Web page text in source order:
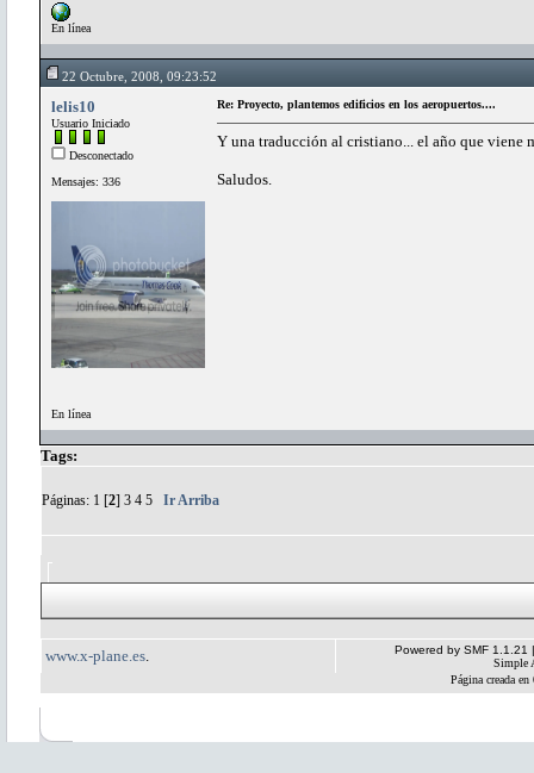
En línea
22 Octubre, 2008, 09:23:52
lelis10
Usuario Iniciado
Desconectado
Mensajes: 336
En línea
Re: Proyecto, plantemos edificios en los aeropuertos....
Y una traducción al cristiano... el año que viene
Saludos.
Tags:
Páginas: 1 [2] 3 4 5 Ir Arriba
www.x-plane.es Powered by SMF 1.1.21
Simple
Página creada